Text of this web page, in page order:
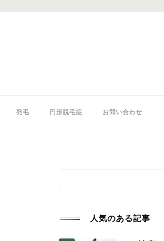
発毛 円形脱毛症 お問い合わせ
人気のある記事